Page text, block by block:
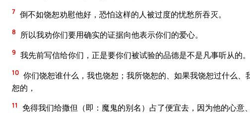
7 倒不如饶恕劝慰他好，恐怕这样的人被过度的忧愁所吞灭。
8 所以我劝你们要用确实的证据向他表示你们的爱心。
9 我先前写信给你们，正是要你们被试验的品德是不是凡事听从的。
10 你们饶恕谁什么，我也饶恕；我所饶恕的、如果我饶恕过什么
恕的，
11 免得我们给撒但（即：魔鬼的别名）占了便宜去，因为他的心意